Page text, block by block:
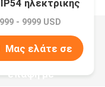
ηλεκτρικής
- 9999 USD
Μας ελάτε σε
επαφή με